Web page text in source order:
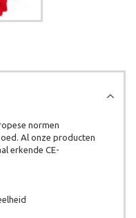
normen
Al onze producten
erkende CE-